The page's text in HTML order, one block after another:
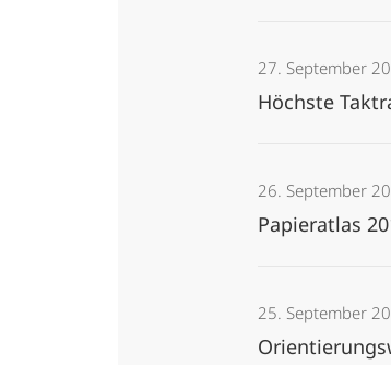
27. September
Höchste
26. September
Papieratlas
25. September